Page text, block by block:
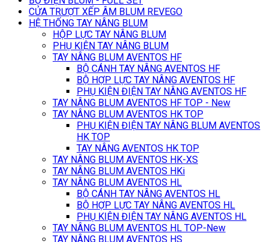
CỬA TRƯỢT XẾP ÂM BLUM REVEGO
HỆ THỐNG TAY NÂNG BLUM
HỘP LỰC TAY NÂNG BLUM
PHỤ KIỆN TAY NÂNG BLUM
TAY NÂNG BLUM AVENTOS HF
BỘ CÁNH TAY NÂNG AVENTOS HF
BỘ HỢP LỰC TAY NÂNG AVENTOS HF
PHỤ KIỆN ĐIỆN TAY NÂNG AVENTOS HF
TAY NÂNG BLUM AVENTOS HF TOP - New
TAY NÂNG BLUM AVENTOS HK TOP
PHỤ KIỆN ĐIỆN TAY NÂNG BLUM AVENTOS
HK TOP
TAY NÂNG AVENTOS HK TOP
TAY NÂNG BLUM AVENTOS HK-XS
TAY NÂNG BLUM AVENTOS HKi
TAY NÂNG BLUM AVENTOS HL
BỘ CÁNH TAY NÂNG AVENTOS HL
BỘ HỢP LỰC TAY NÂNG AVENTOS HL
PHỤ KIỆN ĐIỆN TAY NÂNG AVENTOS HL
TAY NÂNG BLUM AVENTOS HL TOP-New
TAY NÂNG BLUM AVENTOS HS